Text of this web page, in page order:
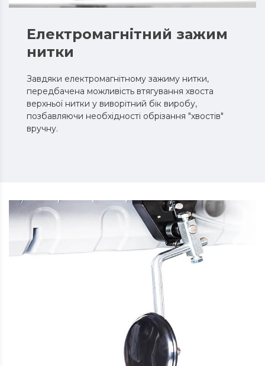
Електромагнітний зажим
нитки
Завдяки електромагнітному зажиму нитки,
передбачена можливість втягування хвоста
верхньої нитки у виворітний бік виробу,
позбавляючи необхідності обрізання "хвостів"
вручну.